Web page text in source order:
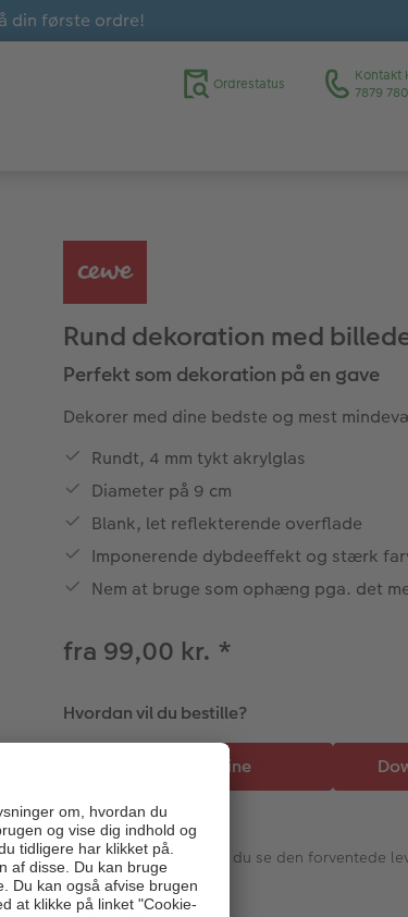
din første ordre!
Ordrestatus
Kontakt
7879
Rund dekoration med
Perfekt som dekoration på en gave
Dekorer med dine bedste og mest
Rundt, 4 mm tykt akrylglas
Diameter på 9 cm
Blank, let reflekterende overflade
Imponerende dybdeeffekt og stærk
Nem at bruge som ophæng pga. det
fra 99,00 kr. *
Hvordan vil du bestille?
I næste trin vil du se den forventede
valg.